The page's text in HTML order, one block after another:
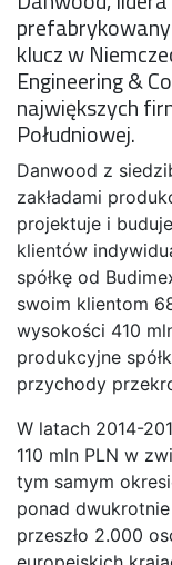
klucz w
Engineering &
największych
Południowej.
Danwood z
zakładami
projektuje i
klientów
spółkę od
swoim klientom
wysokości 410
produkcyjne
przychody
W latach 2014-
110 mln PLN w
tym samym
ponad
przeszło 2.000